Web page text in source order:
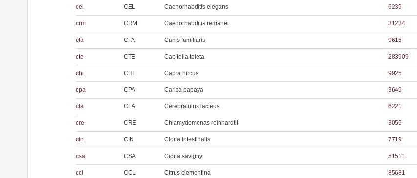
cel CEL Caenorhabditis elegans 6239
crm CRM Caenorhabditis remanei 31234
cfa CFA Canis familiaris 9615
cte CTE Capitella teleta 283909
chi CHI Capra hircus 9925
cpa CPA Carica papaya 3649
cla CLA Cerebratulus lacteus 6221
cre CRE Chlamydomonas reinhardtii 3055
cin CIN Ciona intestinalis 7719
csa CSA Ciona savignyi 51511
ccl CCL Citrus clementina 85681